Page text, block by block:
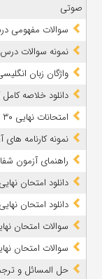
صوتی
سوالات مفهومی درس زبان
نمونه سوالات درس به
واژگان زبان انگلیسی 2 پایه
دانلود خلاصه
امتحانات نهایی ۳۰ تیر در سراسر کشور به جز هرمزگان برگزار می شود
نمونه کارنامه های
راهنمای آزمون
دانلود امتحان نهایی ریاضی 3 تجربی پایه
دانلود امتحان نهایی تاریخ 2 پایه
سوالات امتحان نهایی عربی 3 سال
سوالات امتحان نهایی عربی 3 انسانی پایه
حل المسائل و